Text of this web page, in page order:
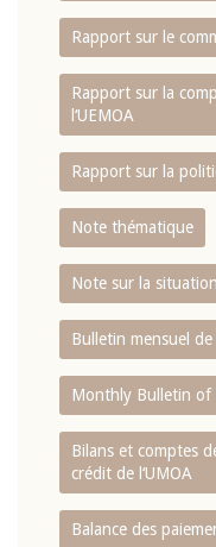
Rapport sur le
Rapport sur la
l‘UEMOA
Rapport sur la
Note thématique
Note sur la
Bulletin mensuel
Monthly Bulletin of
Bilans et comptes
crédit de l‘UMOA
Balance des